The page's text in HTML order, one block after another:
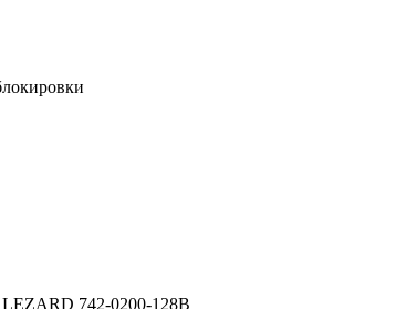
742-0200-128B